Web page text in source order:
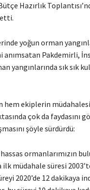
Hazırlık
yoğun orman
Pakdemirli,
yangınlarında sık sık
hem ekiplerin
çok da faydasını
şöyle sürdürdü:
ormanlarımızın
ilk müdahale süresi
2020’de 12 dakikaya